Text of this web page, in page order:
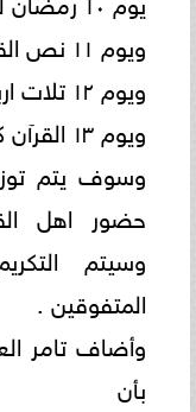
ويوم ١١ نص القرآن
ويوم ١٢ تلات اربع القرآن
ويوم ١٣ القرآن كامل
حضور اهل
وسيتم
المتفوقين .
وأضاف تامر
بأن